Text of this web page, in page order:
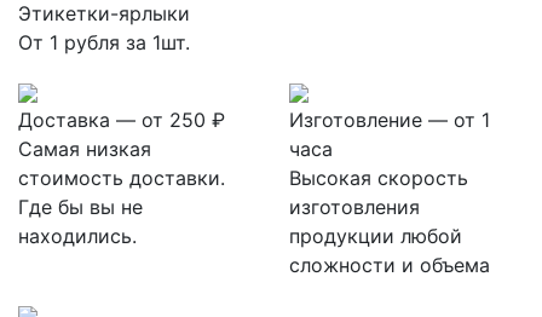
Этикетки-ярлыки
От 1 рубля за 1шт.
Доставка — от 250 ₽
Самая низкая
стоимость доставки.
Где бы вы не
находились.
Изготовление — от 1
часа
Высокая скорость
изготовления
продукции любой
сложности и объема